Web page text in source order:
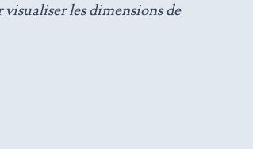
les dimensions de